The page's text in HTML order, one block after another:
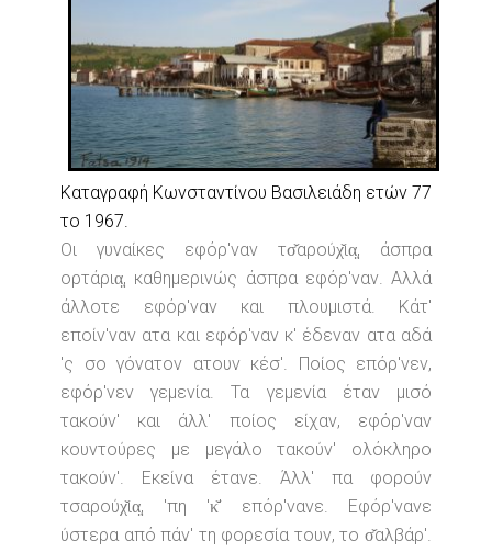
Καταγραφή Κωνσταντίνου Βασιλειάδη ετών 77
το 1967.
Οι γυναίκες εφόρ'ναν τσ̌αρούχ̌ια̤, άσπρα
ορτάρια̤, καθημερινώς άσπρα εφόρ'ναν. Αλλά
άλλοτε εφόρ'ναν και πλουμιστά. Κάτ'
εποίν'ναν ατα και εφόρ'ναν κ' έδεναν ατα αδά
'ς σο γόνατον ατουν κέσ'. Ποίος επόρ'νεν,
εφόρ'νεν γεμενία. Τα γεμενία έταν μισό
τακούν' και άλλ' ποίος είχαν, εφόρ'ναν
κουντούρες με μεγάλο τακούν' ολόκληρο
τακούν'. Εκείνα έτανε. Άλλ' πα φορούν
τσαρούχ̌ια̤, 'πη 'κ̌' επόρ'νανε. Εφόρ'νανε
ύστερα από πάν' τη φορεσία τουν, το σ̌αλβάρ'.